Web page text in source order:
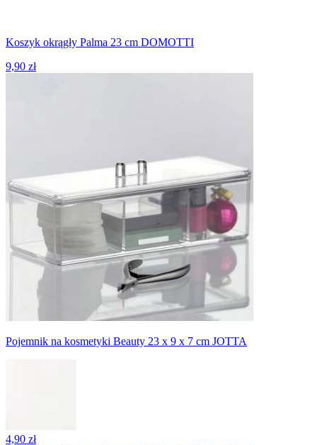
Koszyk okrągły Palma 23 cm DOMOTTI
9,90 zł
Pojemnik na kosmetyki Beauty 23 x 9 x 7 cm JOTTA
4,90 zł